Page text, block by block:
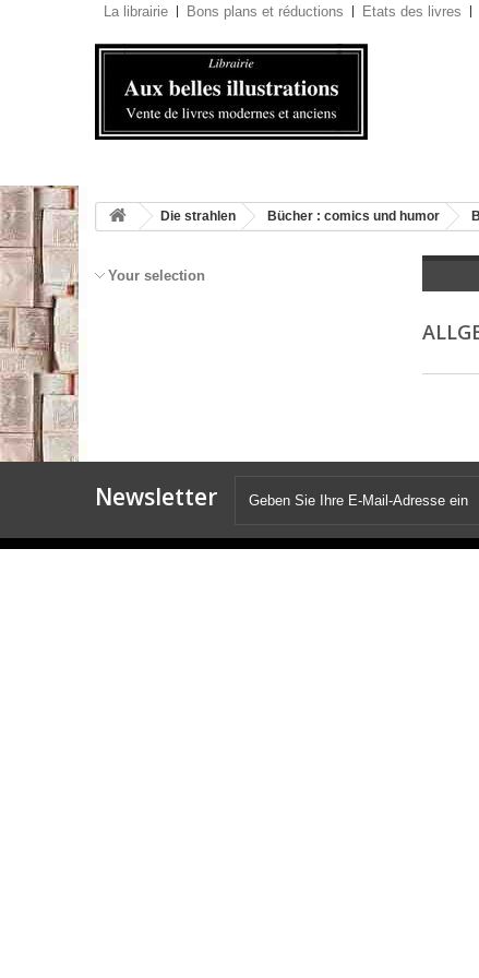
La librairie Bons plans et réductions Etats des livres
Die strahlen Bücher : comics und humor
Your selection
Newsletter